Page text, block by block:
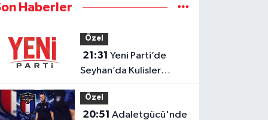
Haberler
Özel
21:31
Seyhan’da Kulisler
Hareketlendi!
Özel
20:51